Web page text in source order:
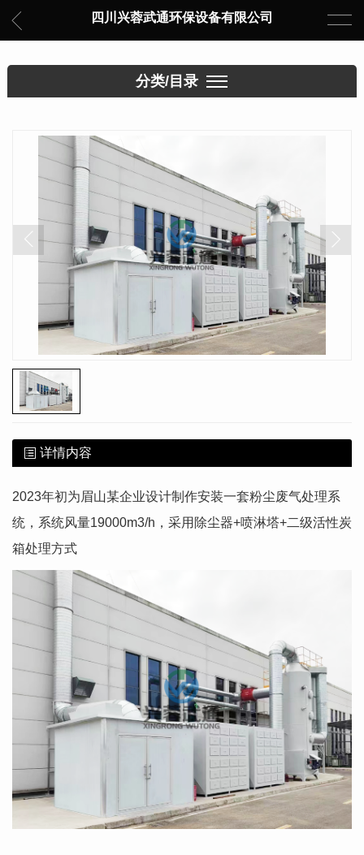
四川兴蓉武通环保设备有限公司
分类/目录
详情内容
2023年初为眉山某企业设计制作安装一套粉尘废气处理系
统，系统风量19000m3/h，采用除尘器+喷淋塔+二级活性炭
箱处理方式